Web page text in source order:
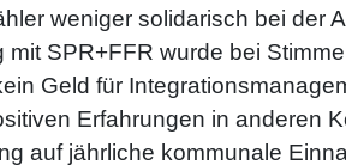
weniger solidarisch bei der
mit SPR+FFR wurde bei
Geld für
Erfahrungen in anderen
auf jährliche kommunale